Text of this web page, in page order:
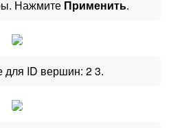
Нажмите Применить.
для ID вершин: 2 3.